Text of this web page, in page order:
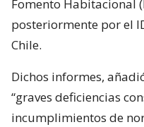
Fomento Habitacional
posteriormente por el
Chile.
Dichos informes,
“graves deficiencias
incumplimientos de